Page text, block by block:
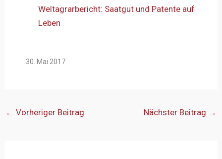
Weltagrarbericht: Saatgut und Patente auf
Leben
30. Mai 2017
← Vorheriger Beitrag Nächster Beitrag →